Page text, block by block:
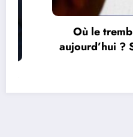
Où le
aujourd’hui ?